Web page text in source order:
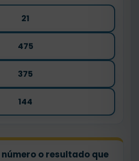
21
475
375
144
o resultado que